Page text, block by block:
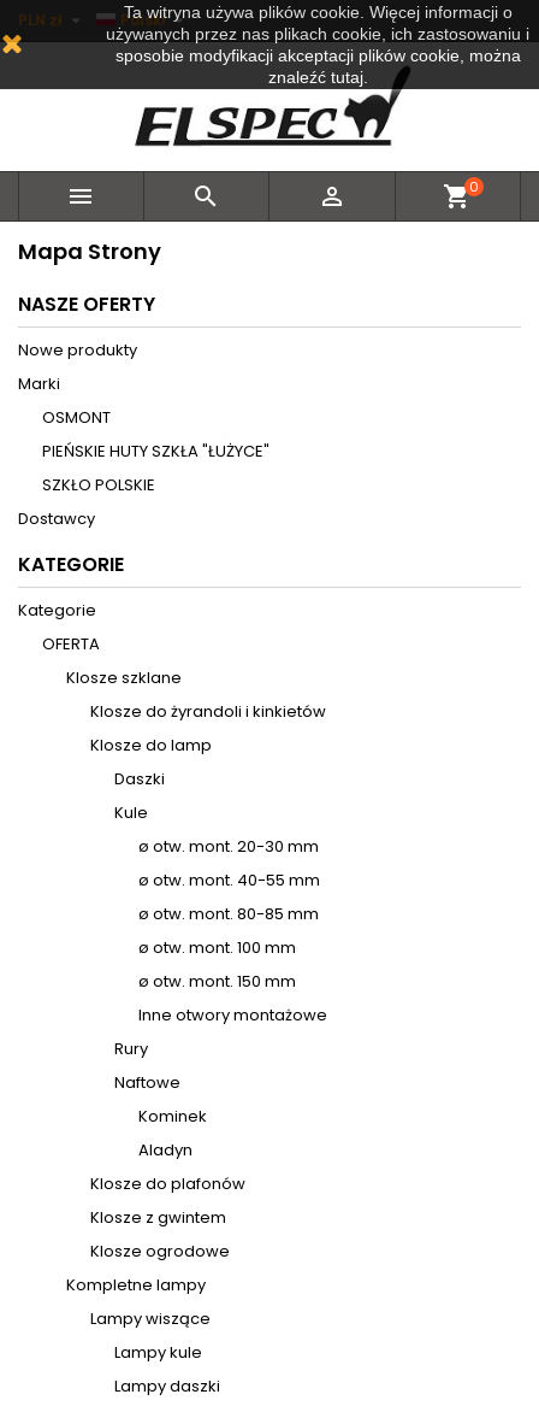
PLN zł  Polski
   shopping_cart0
Mapa Strony
NASZE OFERTY
Nowe produkty
Marki
OSMONT
PIEŃSKIE HUTY SZKŁA "ŁUŻYCE"
SZKŁO POLSKIE
Dostawcy
KATEGORIE
Kategorie
OFERTA
Klosze szklane
Klosze do żyrandoli i kinkietów
Klosze do lamp
Daszki
Kule
ø otw. mont. 20-30 mm
ø otw. mont. 40-55 mm
ø otw. mont. 80-85 mm
ø otw. mont. 100 mm
ø otw. mont. 150 mm
Inne otwory montażowe
Rury
Naftowe
Kominek
Aladyn
Klosze do plafonów
Klosze z gwintem
Klosze ogrodowe
Kompletne lampy
Lampy wiszące
Lampy kule
Lampy daszki
Ta witryna używa plików cookie. Więcej informacji o
używanych przez nas plikach cookie, ich zastosowaniu i
sposobie modyfikacji akceptacji plików cookie, można
znaleźć tutaj.